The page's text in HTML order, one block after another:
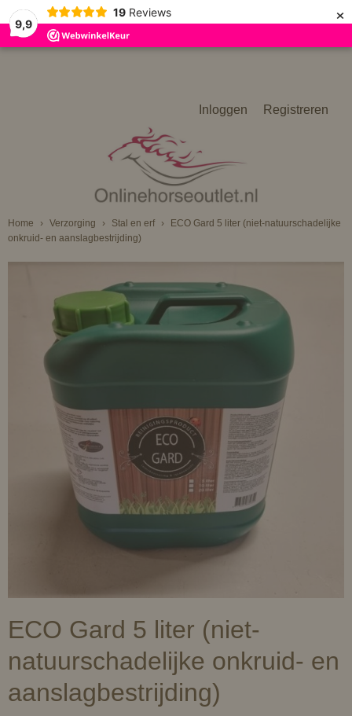
9,9
19 Reviews ×
Inloggen Registreren
Home › Verzorging › Stal en erf ›
ECO Gard 5 liter (niet-natuurschadelijke
onkruid- en aanslagbestrijding)
ECO Gard 5 liter (niet-
natuurschadelijke onkruid- en
aanslagbestrijding)